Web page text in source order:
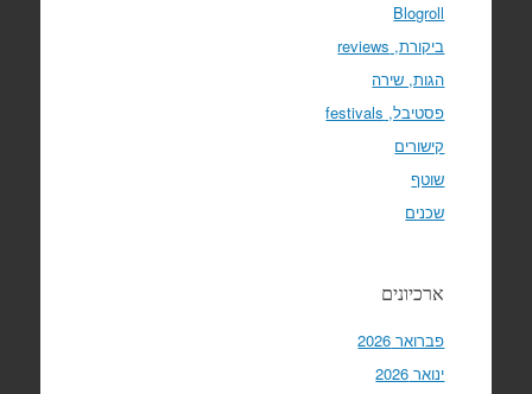
Blogroll
ביקורת, reviews
הגות, שירה
פסטיבל, festivals
קישורים
שוטף
שכנים
ארכיונים
פברואר 2026
ינואר 2026